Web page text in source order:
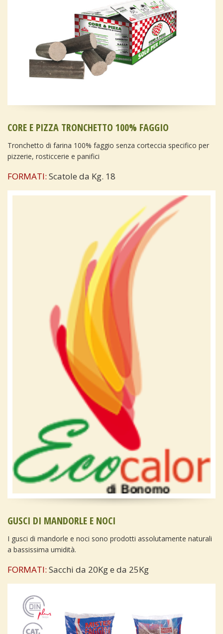
CORE E PIZZA TRONCHETTO 100% FAGGIO
Tronchetto di farina 100% faggio senza corteccia specifico per
pizzerie, rosticcerie e panifici
FORMATI: Scatole da Kg. 18
GUSCI DI MANDORLE E NOCI
I gusci di mandorle e noci sono prodotti assolutamente naturali
a bassissima umidità.
FORMATI: Sacchi da 20Kg e da 25Kg